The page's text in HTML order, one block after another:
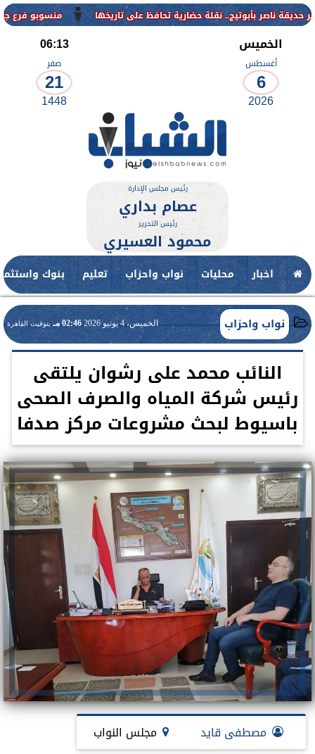
منسوبو فرع جامعة الأزهر
الخميس
أغسطس
6
2026
06:13
صفر
21
1448
رئيس مجلس الإدارة
عصام بداري
رئيس التحرير
محمود العسيري
اخبار محليات نواب واحزاب تعليم بنوك
نواب واحزاب الخميس، 4 يونيو 2026 02:46 مـ بتوقيت القاهرة
النائب محمد على رشوان يلتقى
رئيس شركة المياه والصرف الصحى
باسيوط لبحث مشروعات مركز صدفا
مصطفى قايد مجلس النواب